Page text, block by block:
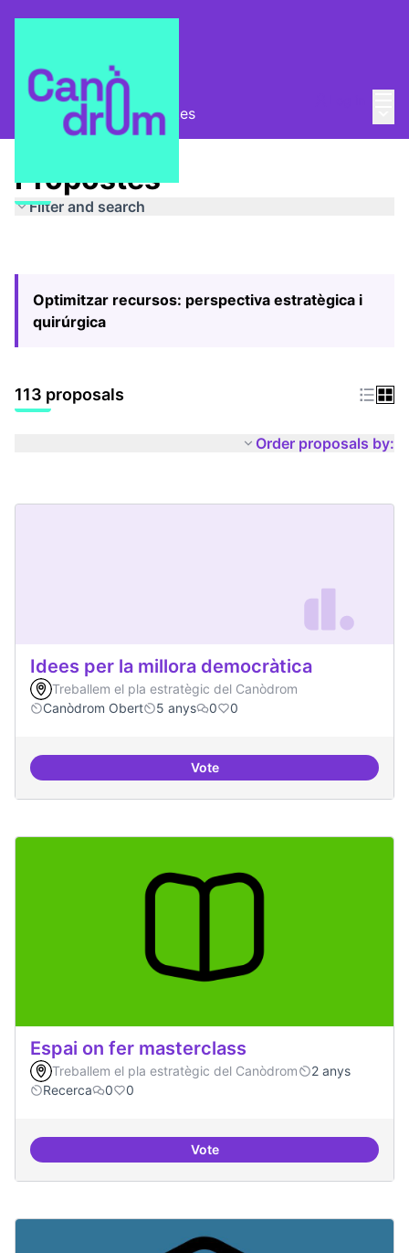
Pla Estratègic Propostes
Propostes
Filter and search
Optimitzar recursos: perspectiva estratègica i
quirúrgica
113 proposals
Order proposals by:
Idees per la millora democràtica
Treballem el pla estratègic del Canòdrom
Canòdrom Obert
5 anys 0 0
VoteIdees per la millora democràtica
Espai on fer masterclass
Treballem el pla estratègic del Canòdrom
2 anys
Recerca
0 0
VoteEspai on fer masterclass